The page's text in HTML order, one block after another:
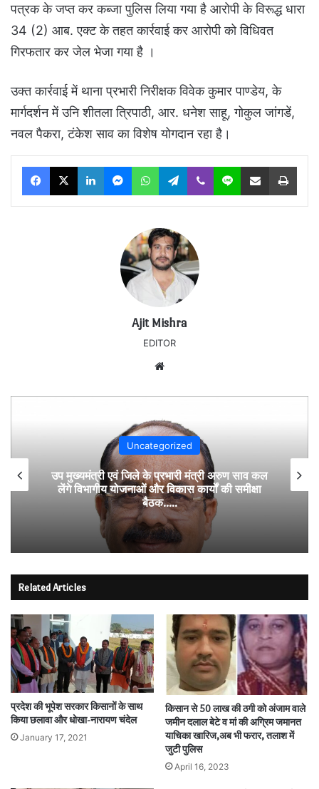
पत्रक के जप्त कर कब्जा पुलिस लिया गया है आरोपी के विरूद्ध धारा
34 (2) आब. एक्ट के तहत कार्रवाई कर आरोपी को विधिवत
गिरफतार कर जेल भेजा गया है ।
उक्त कार्रवाई में थाना प्रभारी निरीक्षक विवेक कुमार पाण्डेय, के
मार्गदर्शन में उनि शीतला त्रिपाठी, आर. धनेश साहू, गोकुल जांगडें,
नवल पैकरा, टंकेश साव का विशेष योगदान रहा है।
Facebook
X LinkedInMessengerWhatsAppTelegram
Viber Line Share via Email Print
Ajit Mishra
EDITOR
Uncategorized
उप मुख्यमंत्री एवं जिले के प्रभारी मंत्री अरुण साव कल
लेंगे विभागीय योजनाओं और विकास कार्यों की समीक्षा
बैठक…..
Related Articles
प्रदेश की भूपेश सरकार किसानों के साथ
किया छलावा और धोखा-नारायण चंदेल
January 17, 2021
किसान से 50 लाख की ठगी को अंजाम वाले
जमीन दलाल बेटे व मां की अग्रिम जमानत
याचिका खारिज,अब भी फरार, तलाश में
जुटी पुलिस
April 16, 2023